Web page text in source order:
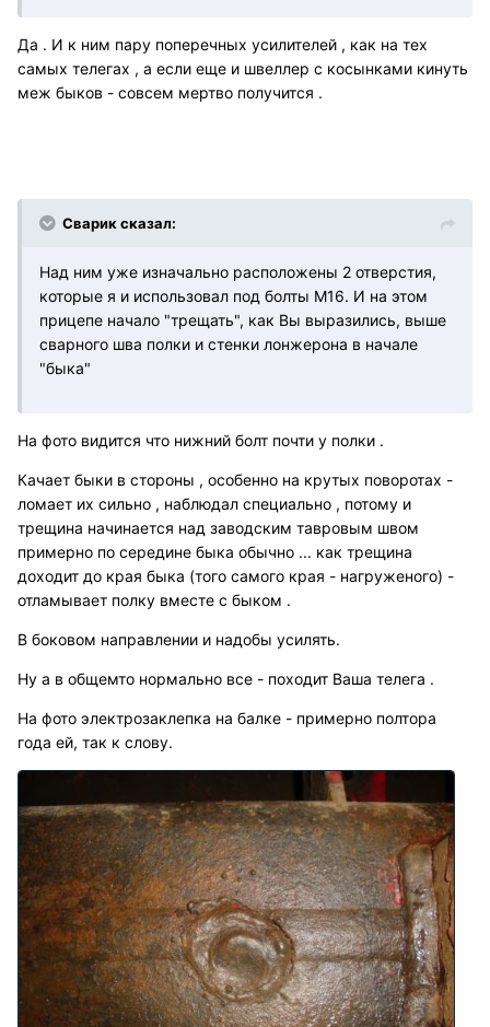
Да . И к ним пару поперечных усилителей , как на тех
самых телегах , а если еще и швеллер с косынками кинуть
меж быков - совсем мертво получится .
Сварик сказал:
Над ним уже изначально расположены 2 отверстия,
которые я и использовал под болты М16. И на этом
прицепе начало "трещать", как Вы выразились, выше
сварного шва полки и стенки лонжерона в начале
"быка"
На фото видится что нижний болт почти у полки .
Качает быки в стороны , особенно на крутых поворотах -
ломает их сильно , наблюдал специально , потому и
трещина начинается над заводским тавровым швом
примерно по середине быка обычно ... как трещина
доходит до края быка (того самого края - нагруженого) -
отламывает полку вместе с быком .
В боковом направлении и надобы усилять.
Ну а в общемто нормально все - походит Ваша телега .
На фото электрозаклепка на балке - примерно полтора
года ей, так к слову.